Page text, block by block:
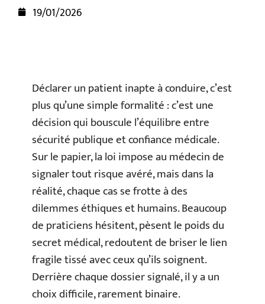
19/01/2026
Déclarer un patient inapte à conduire, c’est
plus qu’une simple formalité : c’est une
décision qui bouscule l’équilibre entre
sécurité publique et confiance médicale.
Sur le papier, la loi impose au médecin de
signaler tout risque avéré, mais dans la
réalité, chaque cas se frotte à des
dilemmes éthiques et humains. Beaucoup
de praticiens hésitent, pèsent le poids du
secret médical, redoutent de briser le lien
fragile tissé avec ceux qu’ils soignent.
Derrière chaque dossier signalé, il y a un
choix difficile, rarement binaire.